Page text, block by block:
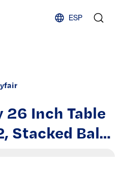
ESP
26 Inch Table
Stacked Ball